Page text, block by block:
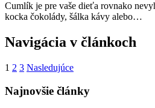
Cumlík je pre vaše dieťa rovnako
kocka čokolády, šálka kávy alebo…
Navigácia v článkoch
1 2 3 Nasledujúce
Najnovšie články